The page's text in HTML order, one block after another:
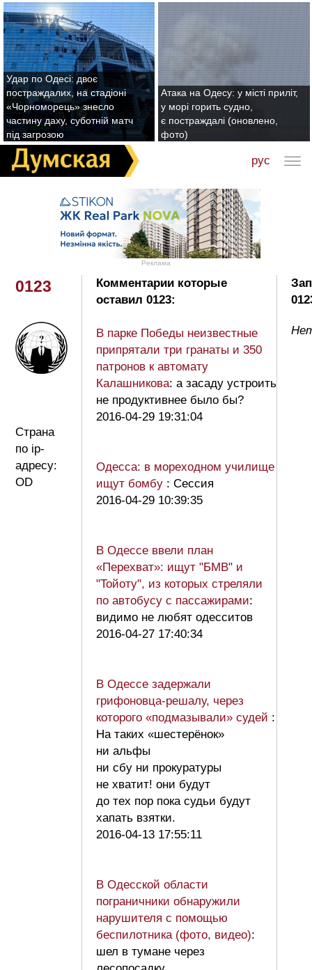
Удар по Одесі: двоє
постраждалих, на стадіоні
«Чорноморець» знесло
частину даху, суботній матч
під загрозою
Атака на Одесу: у місті приліт,
у морі горить судно,
є постраждалі (оновлено,
фото)
рус
Реклама
0123
Страна
по ip-
адресу:
OD
Комментарии которые
оставил 0123:
В парке Победы неизвестные
припрятали три гранаты и 350
патронов к автомату
Калашникова: а засаду устроить
не продуктивнее было бы?
2016-04-29 19:31:04
Одесса: в мореходном училище
ищут бомбу : Сессия
2016-04-29 10:39:35
В Одессе ввели план
«Перехват»: ищут "БМВ" и
"Toйоту", из которых стреляли
по автобусу с пассажирами:
видимо не любят одесситов
2016-04-27 17:40:34
В Одессе задержали
грифоновца-решалу, через
которого «подмазывали» судей :
На таких «шестерёнок»
ни альфы
ни сбу ни прокуратуры
не хватит! они будут
до тех пор пока судьи будут
хапать взятки.
2016-04-13 17:55:11
В Одесской области
пограничники обнаружили
нарушителя с помощью
беспилотника (фото, видео):
шел в тумане через